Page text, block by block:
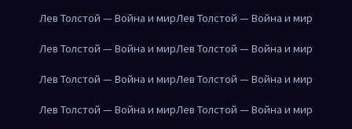
Лев Толстой — Война и мирЛев Толстой — Война и мир
Лев Толстой — Война и мирЛев Толстой — Война и мир
Лев Толстой — Война и мирЛев Толстой — Война и мир
Лев Толстой — Война и мирЛев Толстой — Война и мир